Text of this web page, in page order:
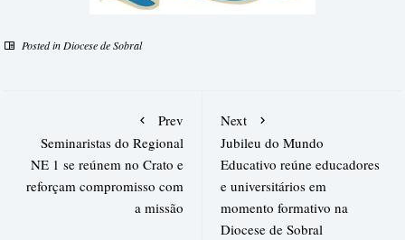
Posted in Diocese de Sobral
Prev
Seminaristas do Regional
NE 1 se reúnem no Crato e
reforçam compromisso com
a missão
Next
Jubileu do Mundo
Educativo reúne educadores
e universitários em
momento formativo na
Diocese de Sobral